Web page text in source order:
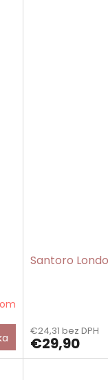
Santoro
€24,31 bez DPH
€29,90